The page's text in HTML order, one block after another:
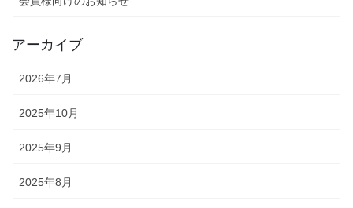
アーカイブ
2026年7月
2025年10月
2025年9月
2025年8月